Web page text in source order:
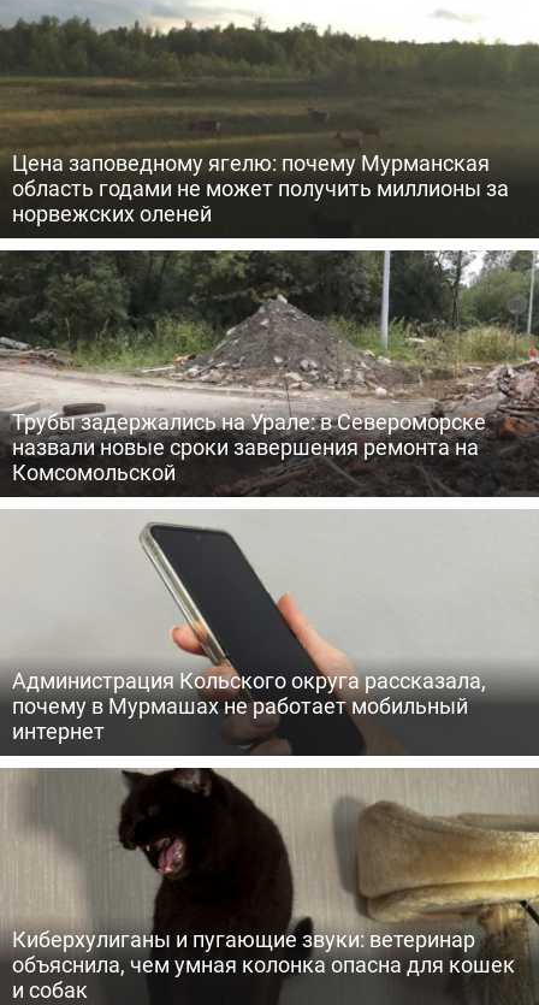
Цена заповедному ягелю: почему Мурманская
область годами не может получить миллионы за
норвежских оленей
Трубы задержались на Урале: в Североморске
назвали новые сроки завершения ремонта на
Комсомольской
Администрация Кольского округа рассказала,
почему в Мурмашах не работает мобильный
интернет
Киберхулиганы и пугающие звуки: ветеринар
объяснила, чем умная колонка опасна для кошек
и собак